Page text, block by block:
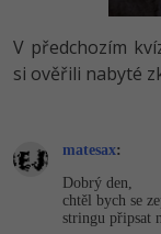
SQL a
Spring
Python
C#
PHP
-
Swift
Kotlin
V předchozím
si ověřili nabyté
matesax:
Dobrý den,
chtěl bych se
stringu připsat